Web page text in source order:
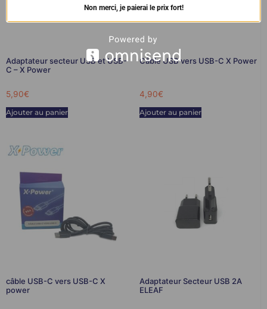
Adaptateur secteur USB et USB-
C – X Power
5,90€
Ajouter au panier
Câble USB vers USB-C X Power
4,90€
Ajouter au panier
câble USB-C vers USB-C X
power
Adaptateur Secteur USB 2A
ELEAF
Non merci, je paierai le prix fort!